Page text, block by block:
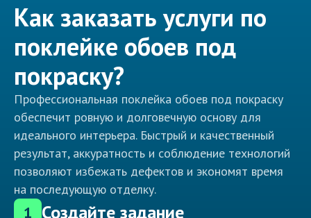
Как заказать услуги по
поклейке обоев под
покраску?
Профессиональная поклейка обоев под покраску
обеспечит ровную и долговечную основу для
идеального интерьера. Быстрый и качественный
результат, аккуратность и соблюдение технологий
позволяют избежать дефектов и экономят время
на последующую отделку.
1 Создайте задание